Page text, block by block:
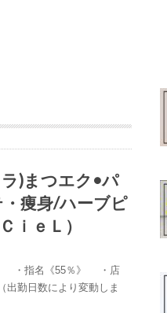
ラ)まつエク•パ
痩身/ハーブピ
ｉｅＬ）
・指名《55％》 ・店
勤日数により変動しま